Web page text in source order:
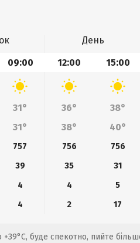
День
09:00 12:00 15:00
31° 36° 38°
31° 38° 40°
757 756 756
39 35 31
4 4 5
4 2 17
+39°C, буде спекотно, пийте